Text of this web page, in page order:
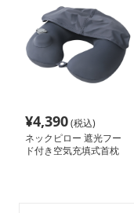
¥4,390(税込)
ネックピロー 遮光フー
ド付き空気充填式首枕